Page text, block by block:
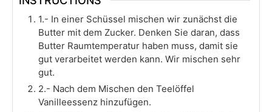
1.- In einer Schüssel mischen wir zunächst die
Butter mit dem Zucker. Denken Sie daran, dass
Butter Raumtemperatur haben muss, damit sie
gut verarbeitet werden kann. Wir mischen sehr
gut.
2.- Nach dem Mischen den Teelöffel
Vanilleessenz hinzufügen.